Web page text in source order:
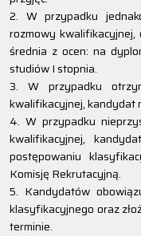
2. W przypadku
rozmowy kwalifikacyjnej,
średnia z ocen: na
studiów I stopnia.
3. W przypadku
kwalifikacyjnej, kandydat
4. W przypadku
kwalifikacyjnej,
postępowaniu
Komisję Rekrutacyjną.
5. Kandydatów
klasyfikacyjnego oraz
terminie.